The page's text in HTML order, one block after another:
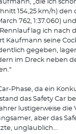
„die ich
154,25 km/h) den
762, 1:37.060)
Rennlauf lag ich nach
Kaufmann seine
gegeben,
im Dreck neben
Phase, da ein
das Safety Car
lustigerweise die
aber das
unglaublich...